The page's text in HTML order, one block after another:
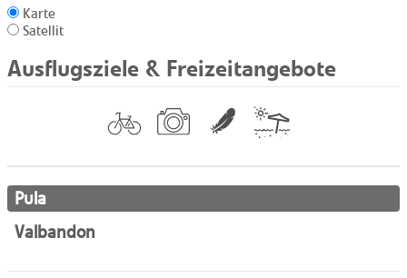
Karte
Satellit
Ausflugsziele & Freizeitangebote
Pula
Valbandon